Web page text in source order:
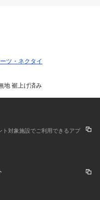
ツ・ネクタイ
地 裾上げ済み
対象施設でご利用できるアプ